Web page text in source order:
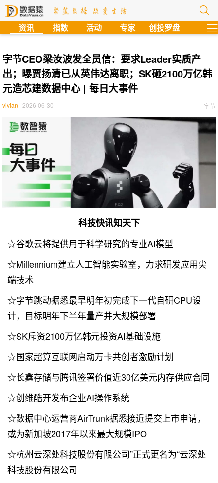
资讯 指数 活动 专家 创投罗盘
字节CEO梁汝波发全员信：要求Leader实质产
出；曝贾扬清已从英伟达离职；SK砸2100万亿韩
元造芯建数据中心 | 每日大事件
字节
vivian | 2026-06-30
科技快讯知天下
☆谷歌云将提供用于科学研究的专业AI模型
☆Millennium建立人工智能实验室，力求研发应用尖
端技术
☆字节跳动据悉最早明年初完成下一代自研CPU设
计，目标明年下半年量产并大规模部署
☆SK斥资2100万亿韩元投资AI基础设施
☆国家超算互联网启动万卡共创者激励计划
☆长鑫存储与腾讯签署价值近30亿美元内存供应合同
☆创维酷开发布企业AI操作系统
☆数据中心运营商AirTrunk据悉接近提交上市申请，
或为新加坡2017年以来最大规模IPO
☆杭州云深处科技股份有限公司”正式更名为“云深处
科技股份有限公司